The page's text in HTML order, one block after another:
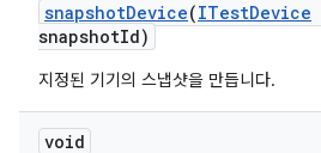
snapshotDevice(ITestDevice
snapshotId)
지정된 기기의 스냅샷을 만듭니다.
void